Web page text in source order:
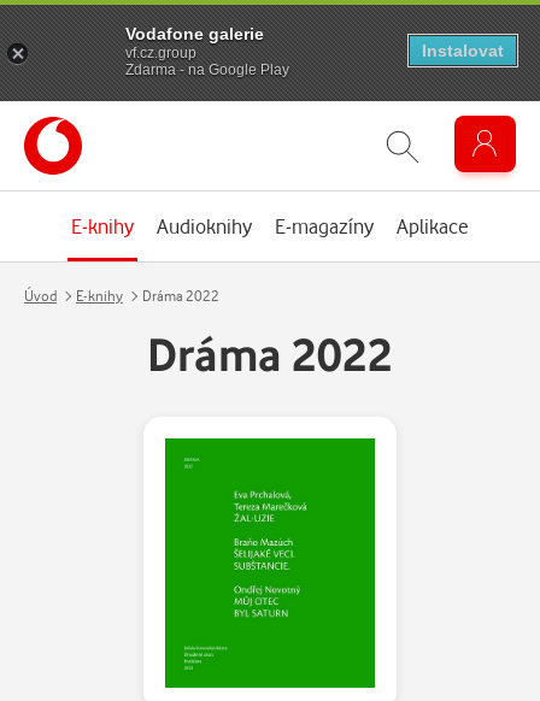
E-knihy Audioknihy E-magazíny Aplikace
Úvod E-knihy Dráma 2022
Dráma 2022
Vodafone galerie
vf.cz.group
Zdarma - na Google Play
Instalovat